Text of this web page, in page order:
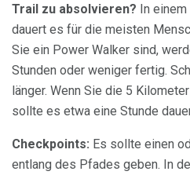
Trail zu absolvieren? In
dauert es für die meisten
Sie ein Power Walker sind,
Stunden oder weniger fertig.
länger. Wenn Sie die 5
sollte es etwa eine Stunde
Checkpoints: Es sollte einen
entlang des Pfades geben. In